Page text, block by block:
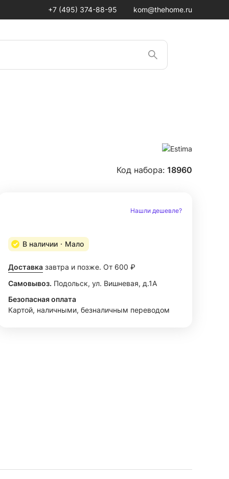
+7 (495) 374-88-95 kom@thehome.ru
Код набора: 18960
Нашли дешевле?
В наличии Мало
Доставка завтра и позже. От 600 ₽
Самовывоз. Подольск, ул. Вишневая, д.1А
Безопасная оплата
Картой, наличными, безналичным переводом